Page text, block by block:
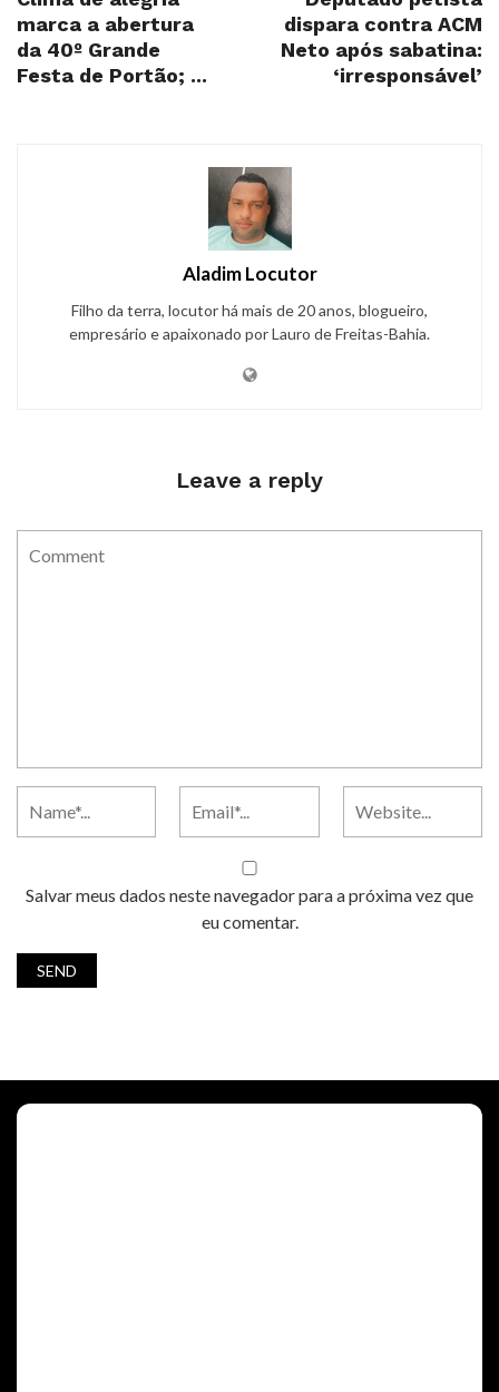
marca a abertura
da 40º Grande
Festa de Portão; ...
dispara contra ACM
Neto após sabatina:
‘irresponsável’
Aladim Locutor
Filho da terra, locutor há mais de 20 anos, blogueiro,
empresário e apaixonado por Lauro de Freitas-Bahia.
Leave a reply
Salvar meus dados neste navegador para a próxima vez que
eu comentar.